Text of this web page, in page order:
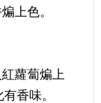
上色。
蘿蔔煸上
香味。